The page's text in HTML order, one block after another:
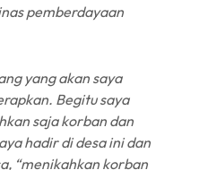
pemberdayaan
yang akan saya
Begitu saya
saja korban dan
hadir di desa ini dan
“menikahkan korban